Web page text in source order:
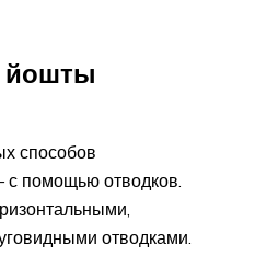
йошты
способов
помощью отводков.
отводками.